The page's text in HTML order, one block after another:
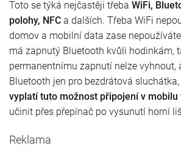
Toto se týká nejčastěji třeba WiFi,
polohy, NFC a dalších. Třeba WiFi
domov a mobilní data zase
má zapnutý Bluetooth kvůli hodinkám,
permanentnímu zapnutí nelze vyhnout,
Bluetooth jen pro bezdrátová sluchátka,
vyplatí tuto možnost připojení v mobilu
učinit přes přepínač po vysunutí horní
Reklama